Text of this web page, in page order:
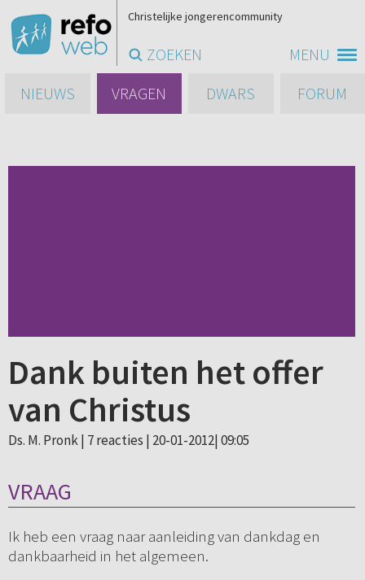
MENU
Christelijke jongerencommunity
ZOEKEN
NIEUWS
VRAGEN DWARS FORUM
Dank buiten het offer
van Christus
Ds. M. Pronk | 7 reacties | 20-01-2012| 09:05
VRAAG
Ik heb een vraag naar aanleiding van dankdag en
dankbaarheid in het algemeen.